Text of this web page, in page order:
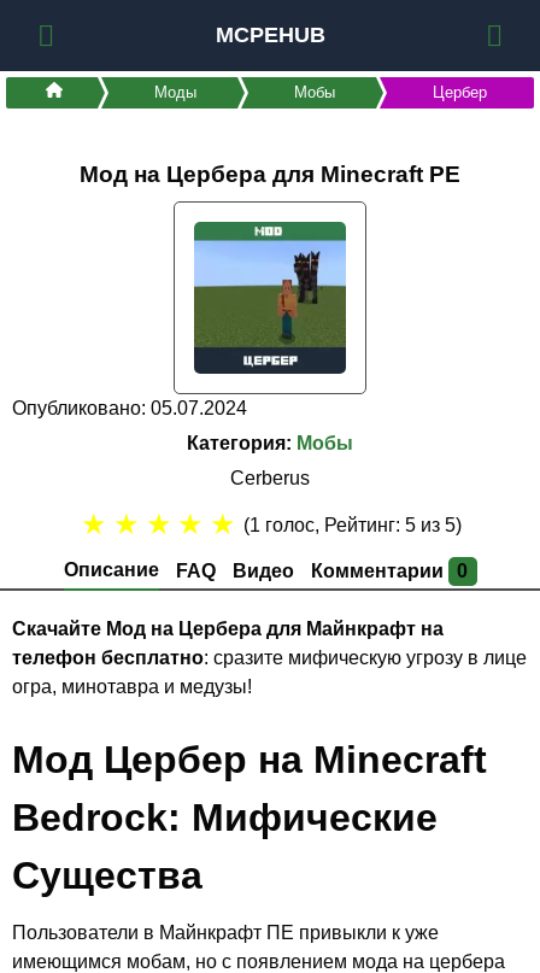
MCPEHUB
Моды Мобы Цербер
Мод на Цербера для Minecraft PE
Опубликовано: 05.07.2024
Категория: Мобы
Cerberus
Описание FAQ Видео Комментарии 0
★ ★ ★ ★ ★ (1 голос, Рейтинг:5 из 5)
Скачайте Мод на Цербера для Майнкрафт на
телефон бесплатно: сразите мифическую угрозу в лице
огра, минотавра и медузы!
Мод Цербер на Minecraft
Bedrock: Мифические
Существа
Пользователи в Майнкрафт ПЕ привыкли к уже
имеющимся мобам, но с появлением мода на цербера